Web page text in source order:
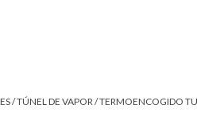
/TÚNEL DE VAPOR/ TERMOENCOGIDO